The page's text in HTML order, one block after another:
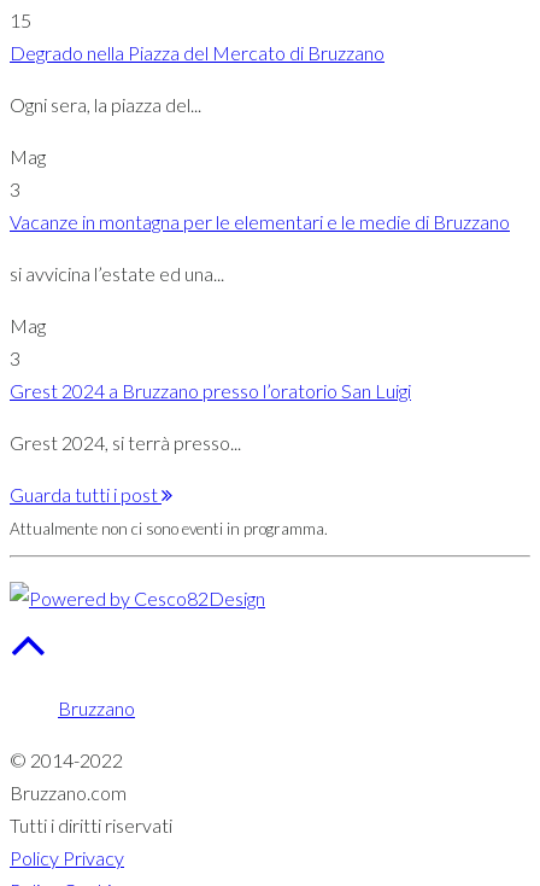
15
Degrado nella Piazza del Mercato di Bruzzano
Ogni sera, la piazza del...
Mag
3
Vacanze in montagna per le elementari e le medie di Bruzzano
si avvicina l’estate ed una...
Mag
3
Grest 2024 a Bruzzano presso l’oratorio San Luigi
Grest 2024, si terrà presso...
Guarda tutti i post
Attualmente non ci sono eventi in programma.
Bruzzano
© 2014-2022
Bruzzano.com
Tutti i diritti riservati
Policy Privacy